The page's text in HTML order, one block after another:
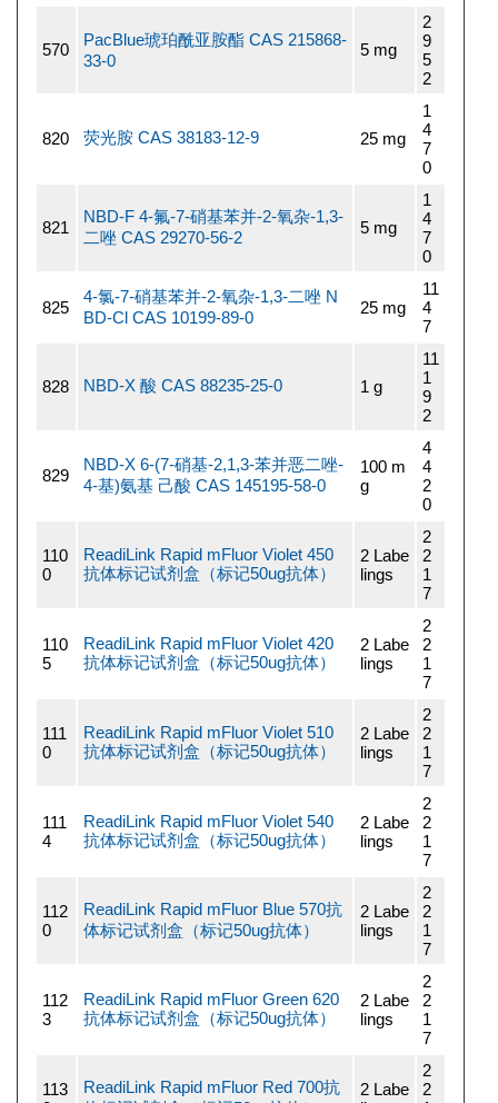
570
PacBlue琥珀酰亚胺酯 CAS 215868-
33-0
5 mg
2
9
5
2
820 荧光胺 CAS 38183-12-9 25 mg
1
4
7
0
821
NBD-F 4-氟-7-硝基苯并-2-氧杂-1,3-
二唑 CAS 29270-56-2
5 mg
1
4
7
0
825
4-氯-7-硝基苯并-2-氧杂-1,3-二唑 N
BD-Cl CAS 10199-89-0
25 mg
11
4
7
828 NBD-X 酸 CAS 88235-25-0 1 g
11
1
9
2
829
NBD-X 6-(7-硝基-2,1,3-苯并恶二唑-
4-基)氨基 己酸 CAS 145195-58-0
100 m
g
4
4
2
0
110
0
ReadiLink Rapid mFluor Violet 450
抗体标记试剂盒（标记50ug抗体）
2 Labe
lings
2
2
1
7
110
5
ReadiLink Rapid mFluor Violet 420
抗体标记试剂盒（标记50ug抗体）
2 Labe
lings
2
2
1
7
111
0
ReadiLink Rapid mFluor Violet 510
抗体标记试剂盒（标记50ug抗体）
2 Labe
lings
2
2
1
7
111
4
ReadiLink Rapid mFluor Violet 540
抗体标记试剂盒（标记50ug抗体）
2 Labe
lings
2
2
1
7
112
0
ReadiLink Rapid mFluor Blue 570抗
体标记试剂盒（标记50ug抗体）
2 Labe
lings
2
2
1
7
112
3
ReadiLink Rapid mFluor Green 620
抗体标记试剂盒（标记50ug抗体）
2 Labe
lings
2
2
1
7
113
ReadiLink Rapid mFluor Red 700抗
2 Labe
2
2